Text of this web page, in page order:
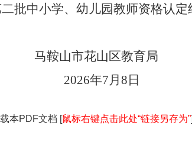
批中小学、幼儿园教师资格认
市花山区教育局
年7月8日
本PDF文档 [鼠标右键点击此处“链接另存为”